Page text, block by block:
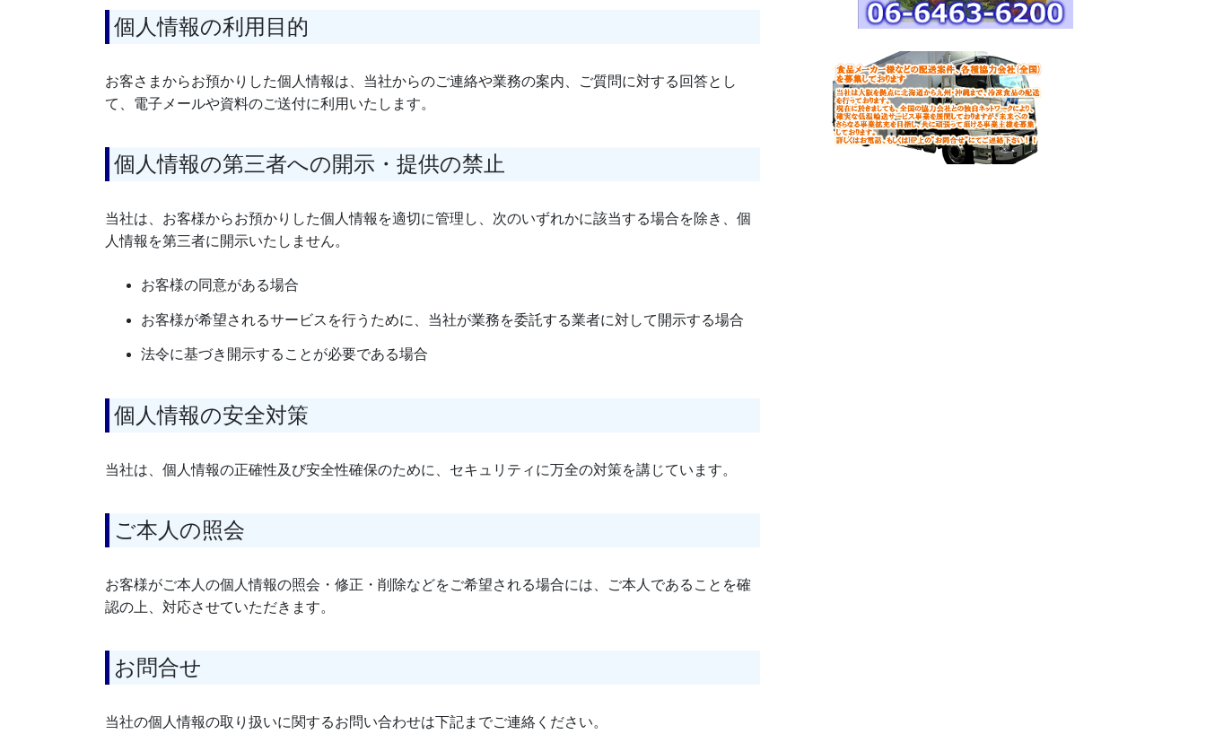
個人情報の利用目的
お客さまからお預かりした個人情報は、当社からのご連絡や業務の案内、ご質問に対する回答とし
て、電子メールや資料のご送付に利用いたします。
個人情報の第三者への開示・提供の禁止
当社は、お客様からお預かりした個人情報を適切に管理し、次のいずれかに該当する場合を除き、個
人情報を第三者に開示いたしません。
お客様の同意がある場合
お客様が希望されるサービスを行うために、当社が業務を委託する業者に対して開示する場合
法令に基づき開示することが必要である場合
個人情報の安全対策
当社は、個人情報の正確性及び安全性確保のために、セキュリティに万全の対策を講じています。
ご本人の照会
お客様がご本人の個人情報の照会・修正・削除などをご希望される場合には、ご本人であることを確
認の上、対応させていただきます。
お問合せ
当社の個人情報の取り扱いに関するお問い合わせは下記までご連絡ください。